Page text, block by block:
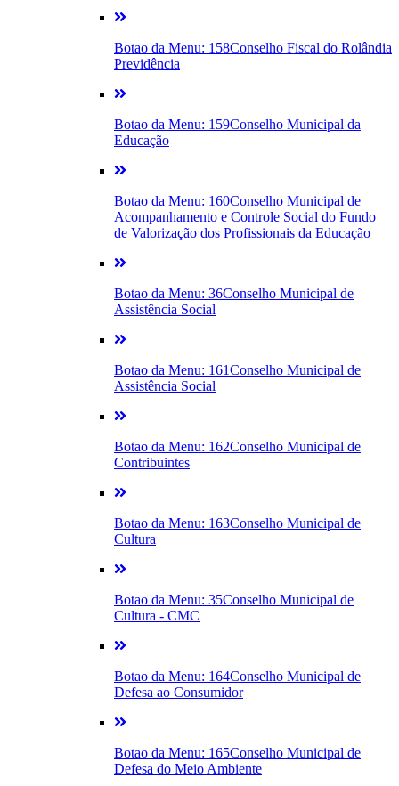
Botao da Menu: 158Conselho Fiscal do Rolândia
Previdência
Botao da Menu: 159Conselho Municipal da
Educação
Botao da Menu: 160Conselho Municipal de
Acompanhamento e Controle Social do Fundo
de Valorização dos Profissionais da Educação
Botao da Menu: 36Conselho Municipal de
Assistência Social
Botao da Menu: 161Conselho Municipal de
Assistência Social
Botao da Menu: 162Conselho Municipal de
Contribuintes
Botao da Menu: 163Conselho Municipal de
Cultura
Botao da Menu: 35Conselho Municipal de
Cultura - CMC
Botao da Menu: 164Conselho Municipal de
Defesa ao Consumidor
Botao da Menu: 165Conselho Municipal de
Defesa do Meio Ambiente